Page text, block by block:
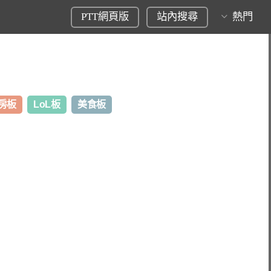
PTT網頁版 站內搜尋 熱門
板 LoL板 美食板